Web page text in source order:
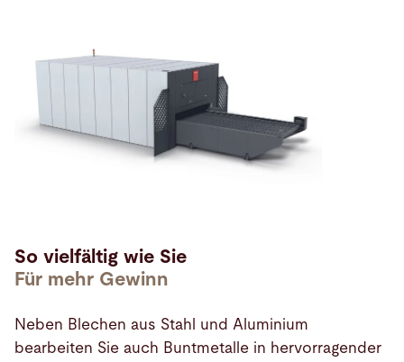
So vielfältig wie Sie
Für mehr Gewinn
Neben Blechen aus Stahl und Aluminium
bearbeiten Sie auch Buntmetalle in hervorragender